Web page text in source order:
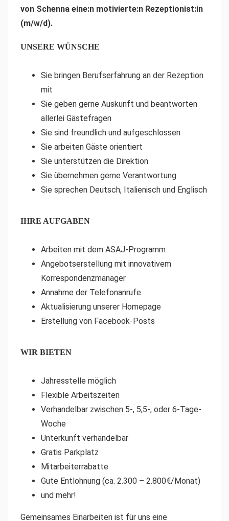
von Schenna eine:n motivierte:n Rezeptionist:in
(m/w/d).
UNSERE WÜNSCHE
Sie bringen Berufserfahrung an der Rezeption
mit
Sie geben gerne Auskunft und beantworten
allerlei Gästefragen
Sie sind freundlich und aufgeschlossen
Sie arbeiten Gäste orientiert
Sie unterstützen die Direktion
Sie übernehmen gerne Verantwortung
Sie sprechen Deutsch, Italienisch und Englisch
IHRE AUFGABEN
Arbeiten mit dem ASAJ-Programm
Angebotserstellung mit innovativem
Korrespondenzmanager
Annahme der Telefonanrufe
Aktualisierung unserer Homepage
Erstellung von Facebook-Posts
WIR BIETEN
Jahresstelle möglich
Flexible Arbeitszeiten
Verhandelbar zwischen 5-, 5,5-, oder 6-Tage-
Woche
Unterkunft verhandelbar
Gratis Parkplatz
Mitarbeiterrabatte
Gute Entlohnung (ca. 2.300 – 2.800€/Monat)
und mehr!
Gemeinsames Einarbeiten ist für uns eine